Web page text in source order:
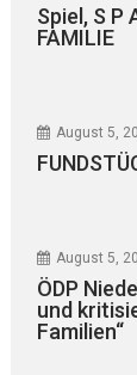
Spiel, S P
FAMILIE
August 5,
August 5,
ÖDP
und
Familien“